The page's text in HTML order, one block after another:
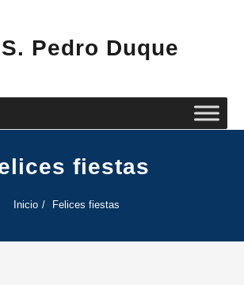
fiestas
Inicio Felices fiestas